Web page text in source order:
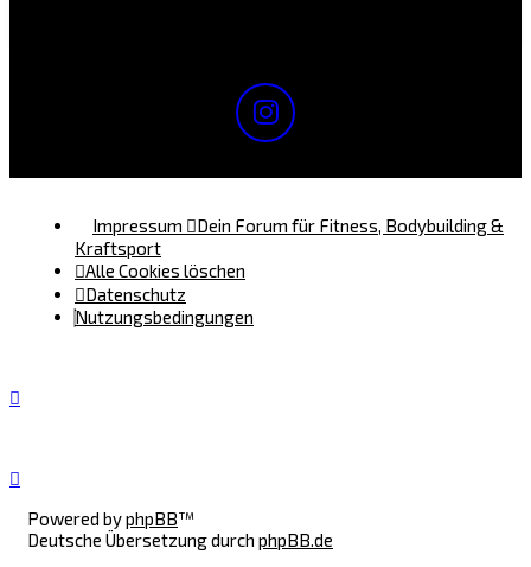
Impressum
Dein Forum für Fitness, Bodybuilding &
Kraftsport
Alle Cookies löschen
Datenschutz
Nutzungsbedingungen
Powered byphpBB™
Deutsche Übersetzung durch phpBB.de